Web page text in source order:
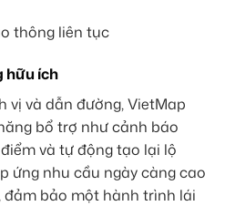
hữu ích
vị và dẫn đường, VietMap
bổ trợ như cảnh báo
và tự động tạo lại lộ
ứng nhu cầu ngày càng cao
bảo một hành trình lái